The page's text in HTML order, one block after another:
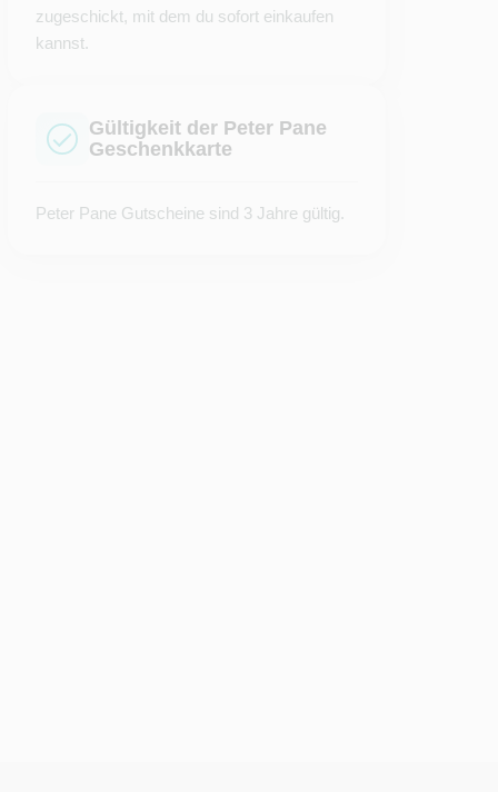
zugeschickt, mit dem du sofort einkaufen
kannst.
Gültigkeit der Peter Pane
Geschenkkarte
Peter Pane Gutscheine sind 3 Jahre gültig.